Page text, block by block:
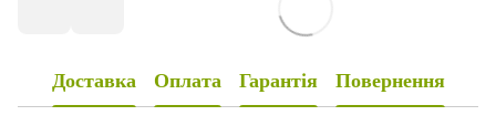
Доставка Оплата Гарантія Повернення